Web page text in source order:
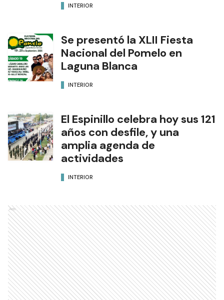
INTERIOR
Se presentó la XLII Fiesta
Nacional del Pomelo en
Laguna Blanca
INTERIOR
El Espinillo celebra hoy sus 121
años con desfile, y una
amplia agenda de
actividades
INTERIOR
Ads